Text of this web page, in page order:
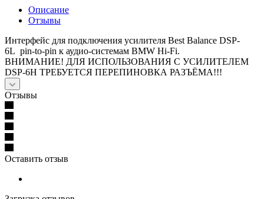
Описание
Отзывы
Интерфейс для подключения усилителя Best Balance DSP-
6L pin-to-pin к аудио-системам BMW Hi-Fi.
ВНИМАНИЕ! ДЛЯ ИСПОЛЬЗОВАНИЯ С УСИЛИТЕЛЕМ
DSP-6H ТРЕБУЕТСЯ ПЕРЕПИНОВКА РАЗЪЁМА!!!
Отзывы
Оставить отзыв